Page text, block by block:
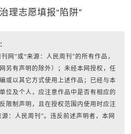
理志愿填报“陷阱”
网”或“来源：人民周刊”的所有作品，
另有声明的除外）；未经本网授权，任
或以其它方式使用上述作品；已经与本
位及个人，应注意作品中是否有相应的
限制声明，且在授权范围内使用时应注
：人民周刊”。违反前述声明者，本网